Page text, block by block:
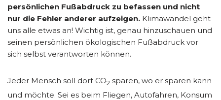
persönlichen Fußabdruck zu befassen und nicht
nur die Fehler anderer aufzeigen. Klimawandel geht
uns alle etwas an! Wichtig ist, genau hinzuschauen und
seinen persönlichen ökologischen Fußabdruck vor
sich selbst verantworten können.
Jeder Mensch soll dort CO2 sparen, wo er sparen kann
und möchte. Sei es beim Fliegen, Autofahren, Konsum